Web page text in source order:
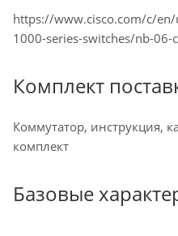
https://www.cisco.com/c/
1000-series-switches/nb-06-
Комплект
Коммутатор, инструкция,
комплект
Базовые